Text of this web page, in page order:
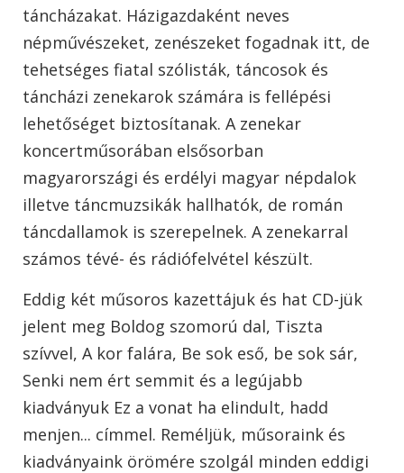
táncházakat. Házigazdaként neves
népművészeket, zenészeket fogadnak itt, de
tehetséges fiatal szólisták, táncosok és
táncházi zenekarok számára is fellépési
lehetőséget biztosítanak. A zenekar
koncertműsorában elsősorban
magyarországi és erdélyi magyar népdalok
illetve táncmuzsikák hallhatók, de román
táncdallamok is szerepelnek. A zenekarral
számos tévé- és rádiófelvétel készült.
Eddig két műsoros kazettájuk és hat CD-jük
jelent meg Boldog szomorú dal, Tiszta
szívvel, A kor falára, Be sok eső, be sok sár,
Senki nem ért semmit és a legújabb
kiadványuk Ez a vonat ha elindult, hadd
menjen... címmel. Reméljük, műsoraink és
kiadványaink örömére szolgál minden eddigi